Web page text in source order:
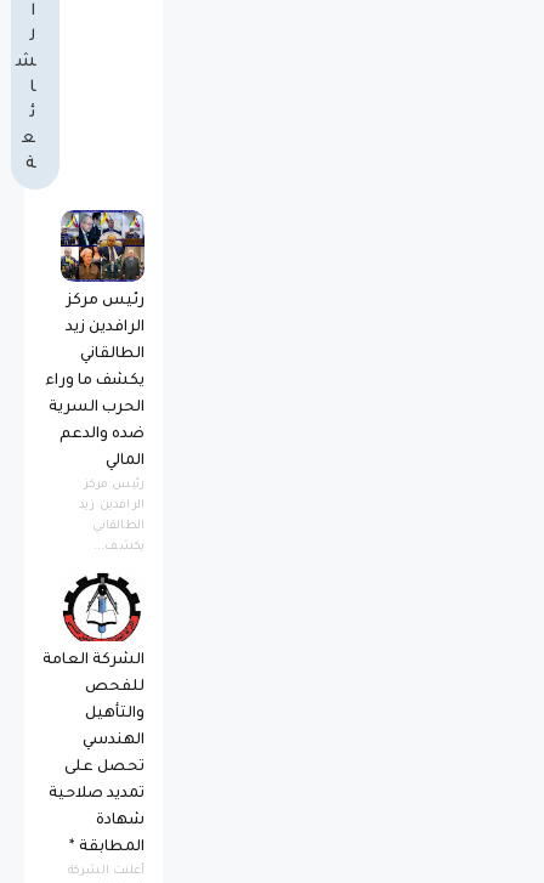
ا
ل
ش
ا
ئ
ع
ة
رئيس مركز
الرافدين زيد
الطالقاني
يكشف ما وراء
الحرب السرية
ضده والدعم
المالي
رئيس مركز
الرافدين زيد
الطالقاني
يكشف...
الشركة العامة
للفحص
والتأهيل
الهندسي
تحصل على
تمديد صلاحية
شهادة
المطابقة *
أعلنت الشركة